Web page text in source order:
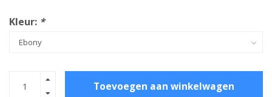
Kleur: *
Toevoegen aan winkelwagen